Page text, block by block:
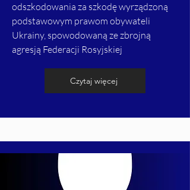
odszkodowania za szkodę wyrządzoną
podstawowym prawom obywateli
Ukrainy, spowodowaną ze zbrojną
agresją Federacji Rosyjskiej
Czytaj więcej